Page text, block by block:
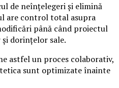
de neînțelegeri și elimină
are control total asupra
până când proiectul
dorințelor sale.
astfel un proces colaborativ,
sunt optimizate înainte